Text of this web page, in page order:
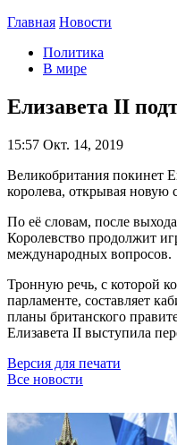
Главная Новости
Политика
В мире
Елизавета II
15:57 Окт. 14, 2019
Великобритания покинет
королева, открывая новую
По её словам, после
Королевство продолжит
международных вопросов.
Тронную речь, с которой
парламенте, составляет
планы британского
Елизавета II выступила
Версия для печати
Все новости